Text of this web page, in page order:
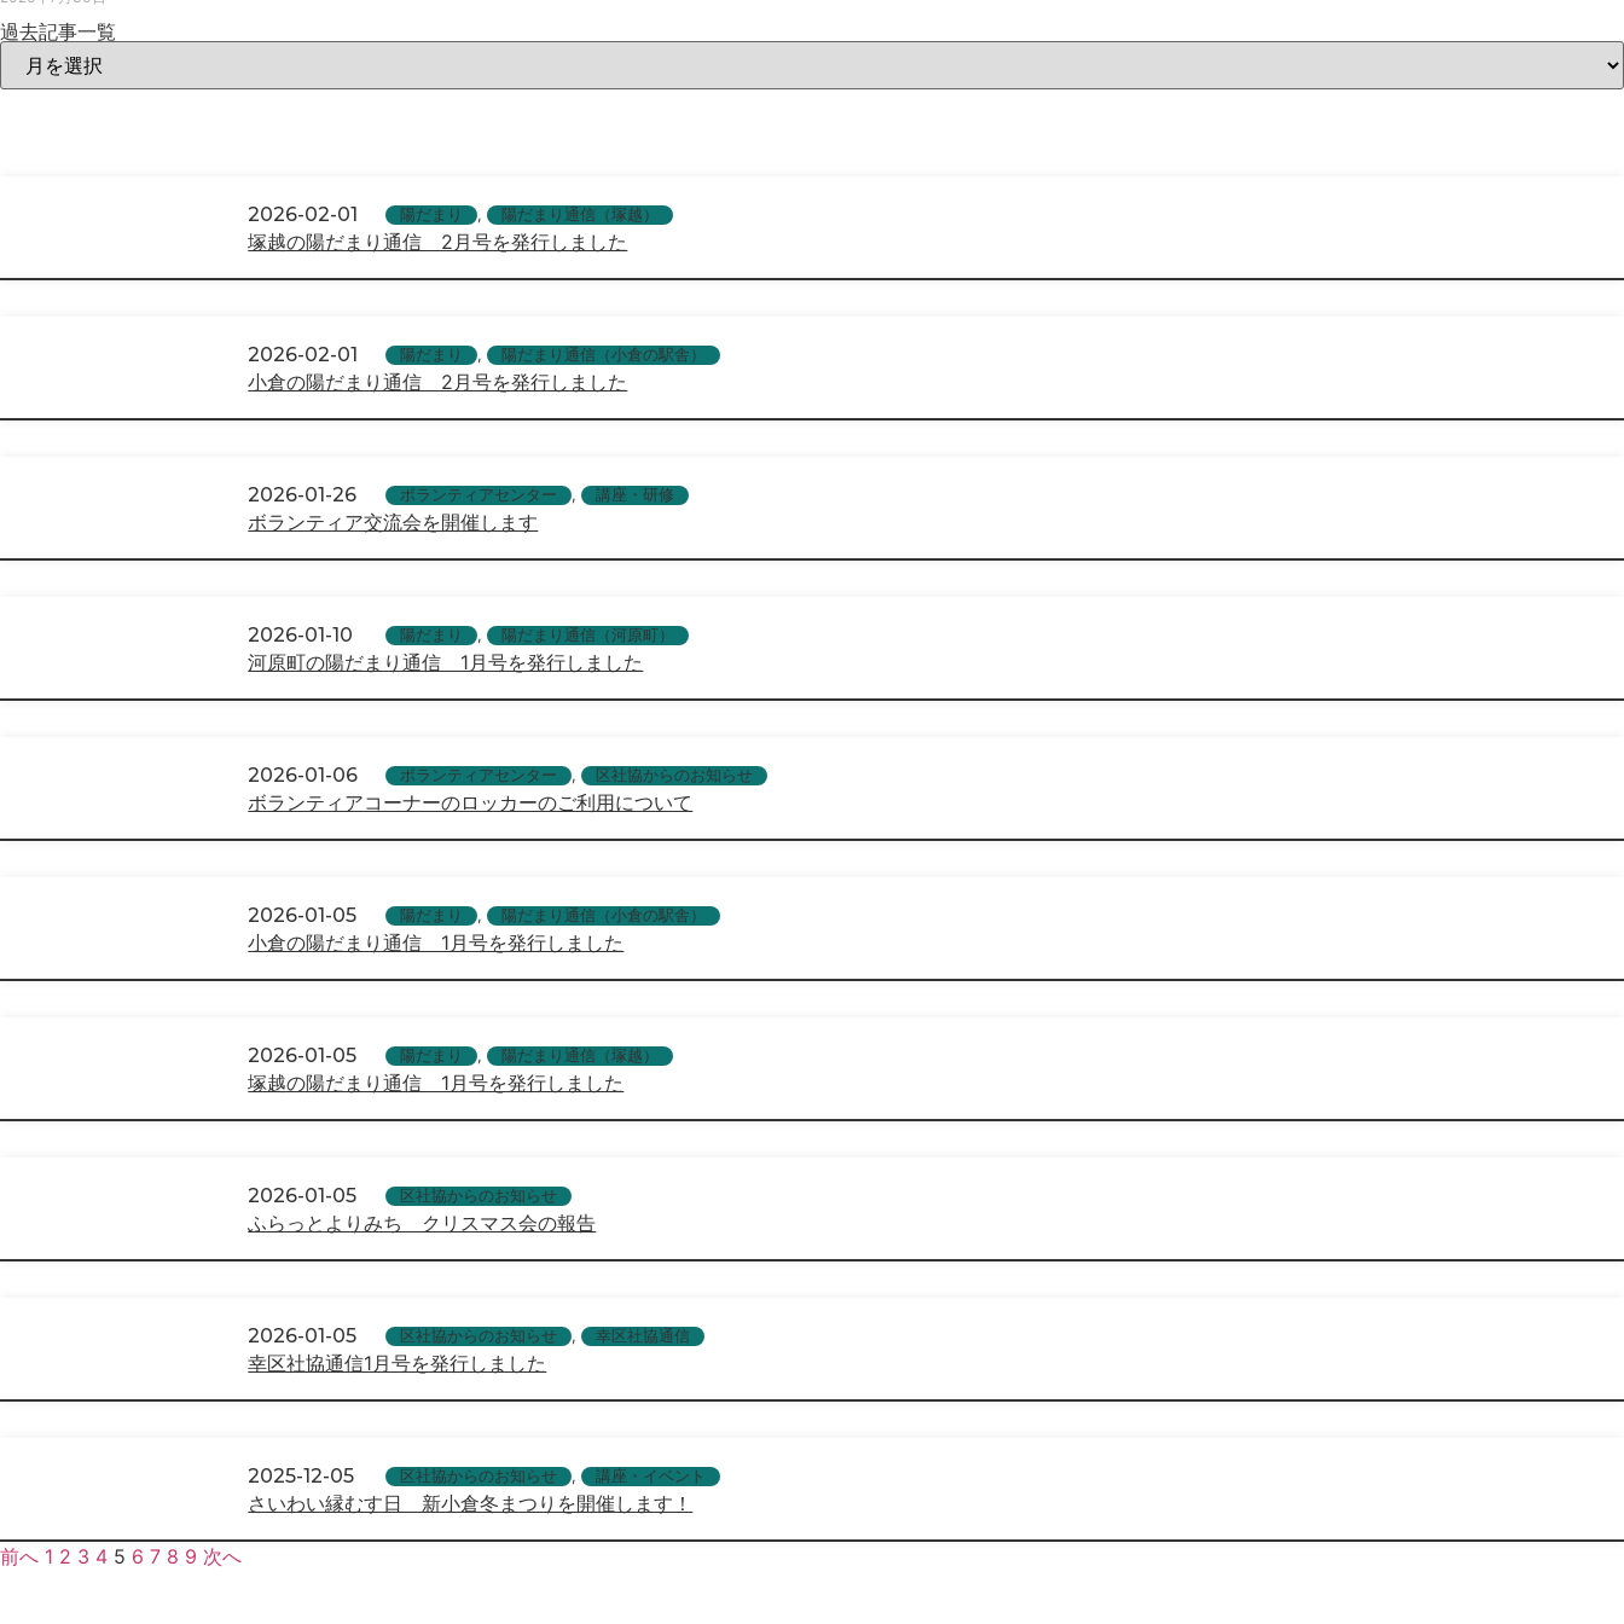
過去記事一覧
2026-02-01 陽だまり , 陽だまり通信（塚越）
塚越の陽だまり通信 2月号を発行しました
2026-02-01 陽だまり , 陽だまり通信（小倉の駅舎）
小倉の陽だまり通信 2月号を発行しました
2026-01-26 ボランティアセンター , 講座・研修
ボランティア交流会を開催します
2026-01-10 陽だまり , 陽だまり通信（河原町）
河原町の陽だまり通信 1月号を発行しました
2026-01-06 ボランティアセンター , 区社協からのお知らせ
ボランティアコーナーのロッカーのご利用について
2026-01-05 陽だまり , 陽だまり通信（小倉の駅舎）
小倉の陽だまり通信 1月号を発行しました
2026-01-05 陽だまり , 陽だまり通信（塚越）
塚越の陽だまり通信 1月号を発行しました
2026-01-05 区社協からのお知らせ
ふらっとよりみち クリスマス会の報告
2026-01-05 区社協からのお知らせ , 幸区社協通信
幸区社協通信1月号を発行しました
2025-12-05 区社協からのお知らせ , 講座・イベント
さいわい縁むす日 新小倉冬まつりを開催します！
前へ 1 2 3 4 5 6 7 8 9 次へ